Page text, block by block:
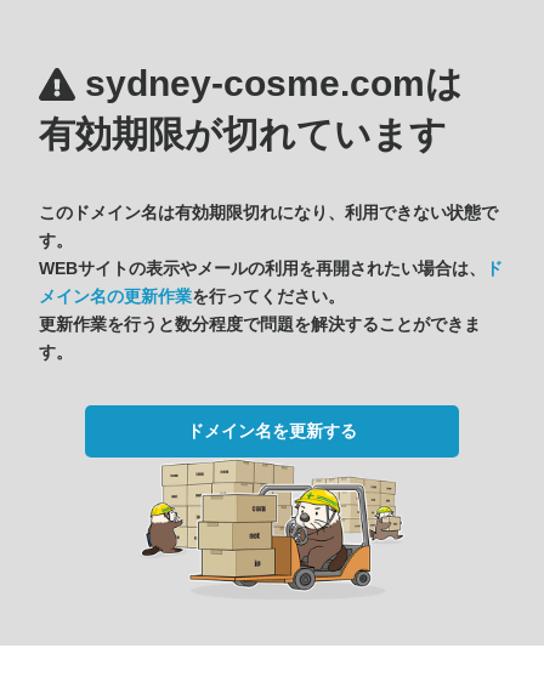
sydney-cosme.comは
有効期限が切れています
このドメイン名は有効期限切れになり、利用できない状態で
す。
WEBサイトの表示やメールの利用を再開されたい場合は、
ド
メイン名の更新作業を行ってください。
更新作業を行うと数分程度で問題を解決することができま
す。
ドメイン名を更新する